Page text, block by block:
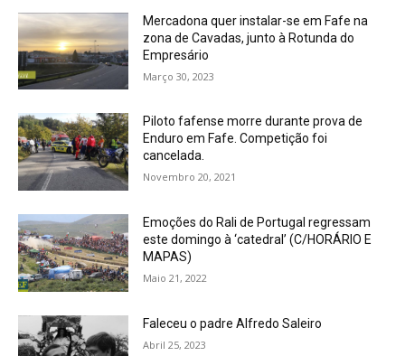
Mercadona quer instalar-se em Fafe na
zona de Cavadas, junto à Rotunda do
Empresário
Março 30, 2023
Piloto fafense morre durante prova de
Enduro em Fafe. Competição foi
cancelada.
Novembro 20, 2021
Emoções do Rali de Portugal regressam
este domingo à ‘catedral’ (C/HORÁRIO E
MAPAS)
Maio 21, 2022
Faleceu o padre Alfredo Saleiro
Abril 25, 2023